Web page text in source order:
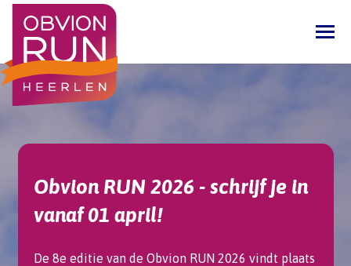
Obvion RUN 2026 - schrijf je in
vanaf 01 april!
De 8e editie van de Obvion RUN 2026 vindt plaats